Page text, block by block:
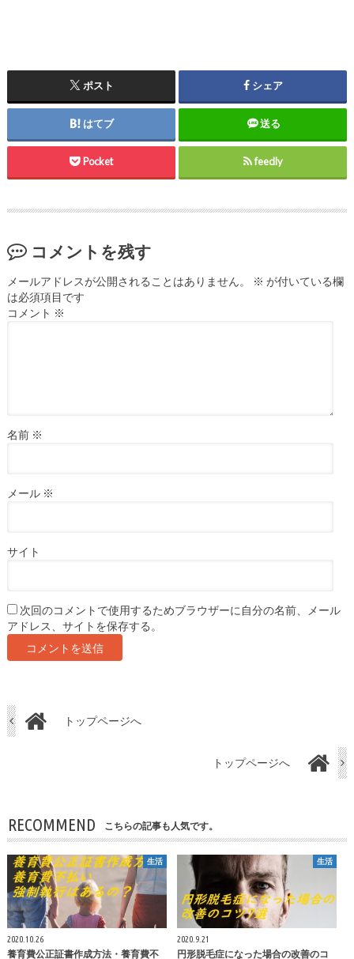
ポスト シェア
はてブ 送る
Pocket feedly
コメントを残す
メールアドレスが公開されることはありません。 ※ が付いている欄
は必須項目です
コメント ※
名前 ※
メール ※
サイト
次回のコメントで使用するためブラウザーに自分の名前、メール
アドレス、サイトを保存する。
トップページへ
トップページへ
RECOMMEND こちらの記事も人気です。
生活
2020.10.26
養育費公正証書作成方法・養育費不
生活
2020.9.21
円形脱毛症になった場合の改善のコ